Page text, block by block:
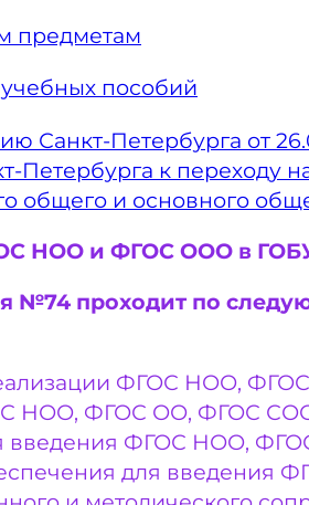
предметам
пособий
Санкт-Петербурга от
Петербурга к
общего и основного
НОО и ФГОС ООО в
№74 проходит по
ФГОС НОО,
НОО, ФГОС ОО, ФГОС
введения ФГОС НОО,
для